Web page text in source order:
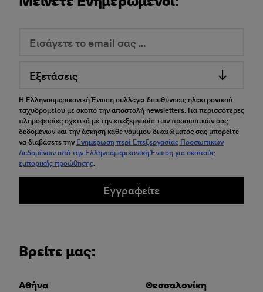
Εξετάσεις
Η Ελληνοαμερικανική Ένωση συλλέγει διευθύνσεις ηλεκτρονικού
ταχυδρομείου με σκοπό την αποστολή newsletters. Για περισσότερες
πληροφορίες σχετικά με την επεξεργασία των προσωπικών σας
δεδομένων και την άσκηση κάθε νόμιμου δικαιώματός σας μπορείτε
να διαβάσετε την Ενημέρωση περί Επεξεργασίας Προσωπικών
Δεδομένων από την Ελληνοαμερικανική Ένωση για σκοπούς
εμπορικής προώθησης.
Εγγραφείτε
Βρείτε μας:
Αθήνα
Θεσσαλονίκη